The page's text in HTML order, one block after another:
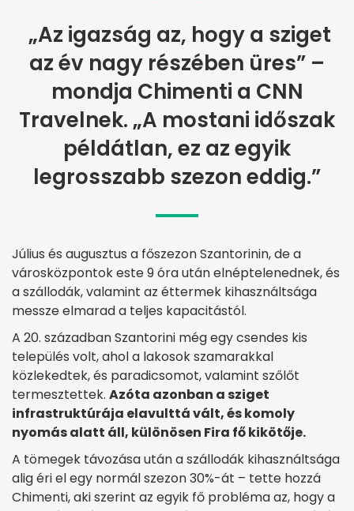
„Az igazság az, hogy a sziget
az év nagy részében üres” –
mondja Chimenti a CNN
Travelnek. „A mostani időszak
példátlan, ez az egyik
legrosszabb szezon eddig.”
Július és augusztus a főszezon Szantorinin, de a
városközpontok este 9 óra után elnéptelenednek, és
a szállodák, valamint az éttermek kihasználtsága
messze elmarad a teljes kapacitástól.
A 20. században Szantorini még egy csendes kis
település volt, ahol a lakosok szamarakkal
közlekedtek, és paradicsomot, valamint szőlőt
termesztettek. Azóta azonban a sziget
infrastruktúrája elavulttá vált, és komoly
nyomás alatt áll, különösen Fira fő kikötője.
A tömegek távozása után a szállodák kihasználtsága
alig éri el egy normál szezon 30%-át – tette hozzá
Chimenti, aki szerint az egyik fő probléma az, hogy a